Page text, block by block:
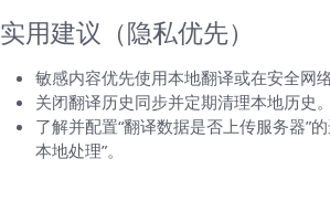
实用建议（隐私优先）
敏感内容优先使用本地翻译或在安全网
关闭翻译历史同步并定期清理本地历史。
了解并配置“翻译数据是否上传服务器”
本地处理”。